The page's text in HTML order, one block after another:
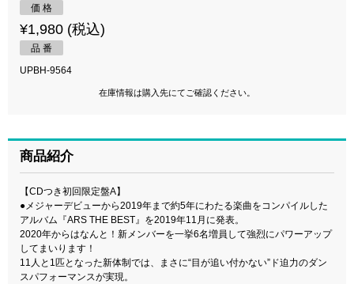
価 格
¥1,980 (税込)
品 番
UPBH-9564
在庫情報は購入先にてご確認ください。
商品紹介
【CDつき初回限定盤A】
●メジャーデビューから2019年まで約5年にわたる楽曲をコンパイルした
アルバム『ARS THE BEST』を2019年11月に発表。
2020年からはなんと！新メンバーを一挙6名増員して強烈にパワーアップ
してまいります！
11人と1匹となった新体制では、まさに“目が追い付かない”ド迫力のダン
スパフォーマンスが実現。